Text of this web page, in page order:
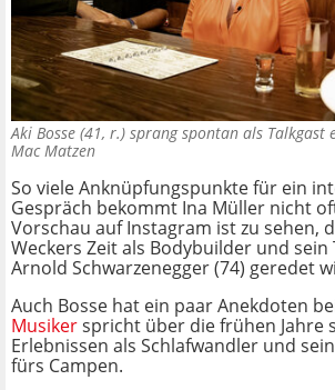
Aki Bosse (41, r.) sprang spontan als
Mac Matzen
So viele Anknüpfungspunkte für ein
Gespräch bekommt Ina Müller nicht
Vorschau auf Instagram ist zu sehen,
Weckers Zeit als Bodybuilder und
Arnold Schwarzenegger (74) geredet
Auch Bosse hat ein paar Anekdoten
Musikerspricht über die frühen Jahre
Erlebnissen als Schlafwandler und
fürs Campen.